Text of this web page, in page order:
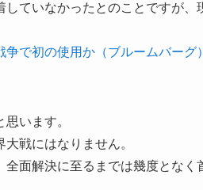
ていなかったとのことですが、
で初の使用か（ブルームバーグ）
います。
戦にはなりません。
面解決に至るまでは幾度となく